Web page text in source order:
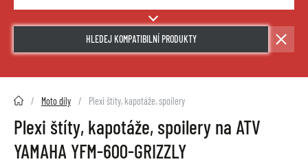
HLEDEJ KOMPATIBILNÍ PRODUKTY
2HMOTO.cz Moto díly Plexi štíty, kapotáže, spoilery
Plexi štíty, kapotáže, spoilery na ATV
YAMAHA YFM-600-GRIZZLY